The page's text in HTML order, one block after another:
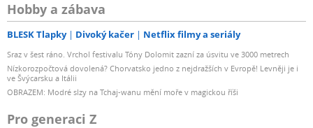
Hobby a zábava
BLESK Tlapky Divoký kačer Netflix filmy a seriály
Sraz v šest ráno. Vrchol festivalu Tóny Dolomit zazní za úsvitu ve 3000 metrech
Nízkorozpočtová dovolená? Chorvatsko jedno z nejdražších v Evropě! Levněji je i
ve Švýcarsku a Itálii
OBRAZEM: Modré slzy na Tchaj-wanu mění moře v magickou říši
Pro generaci Z